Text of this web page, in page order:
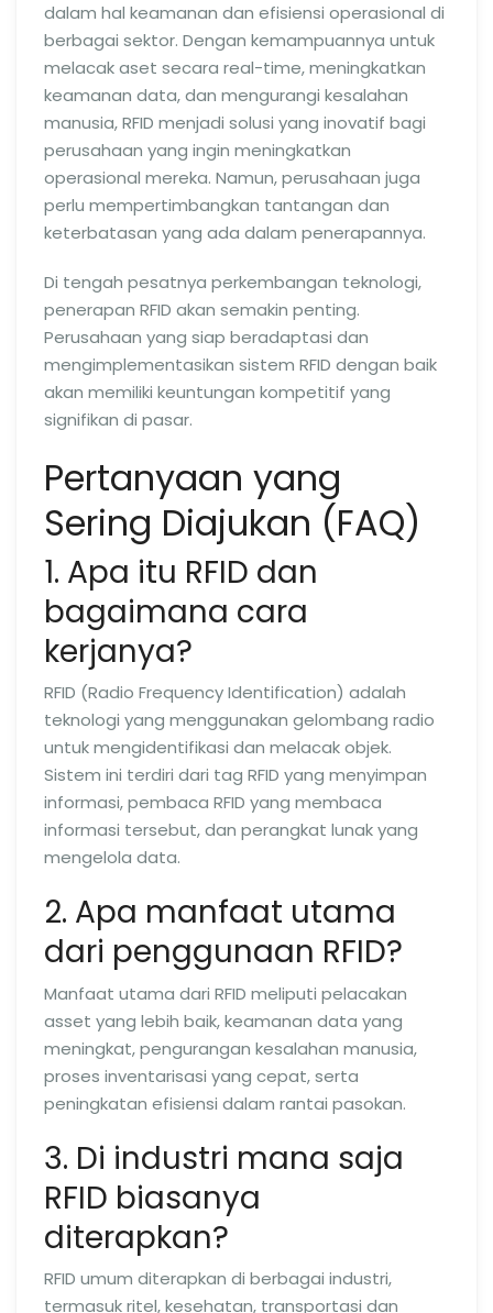
dalam hal keamanan dan efisiensi operasional di
berbagai sektor. Dengan kemampuannya untuk
melacak aset secara real-time, meningkatkan
keamanan data, dan mengurangi kesalahan
manusia, RFID menjadi solusi yang inovatif bagi
perusahaan yang ingin meningkatkan
operasional mereka. Namun, perusahaan juga
perlu mempertimbangkan tantangan dan
keterbatasan yang ada dalam penerapannya.
Di tengah pesatnya perkembangan teknologi,
penerapan RFID akan semakin penting.
Perusahaan yang siap beradaptasi dan
mengimplementasikan sistem RFID dengan baik
akan memiliki keuntungan kompetitif yang
signifikan di pasar.
Pertanyaan yang
Sering Diajukan (FAQ)
1. Apa itu RFID dan
bagaimana cara
kerjanya?
RFID (Radio Frequency Identification) adalah
teknologi yang menggunakan gelombang radio
untuk mengidentifikasi dan melacak objek.
Sistem ini terdiri dari tag RFID yang menyimpan
informasi, pembaca RFID yang membaca
informasi tersebut, dan perangkat lunak yang
mengelola data.
2. Apa manfaat utama
dari penggunaan RFID?
Manfaat utama dari RFID meliputi pelacakan
asset yang lebih baik, keamanan data yang
meningkat, pengurangan kesalahan manusia,
proses inventarisasi yang cepat, serta
peningkatan efisiensi dalam rantai pasokan.
3. Di industri mana saja
RFID biasanya
diterapkan?
RFID umum diterapkan di berbagai industri,
termasuk ritel, kesehatan, transportasi dan